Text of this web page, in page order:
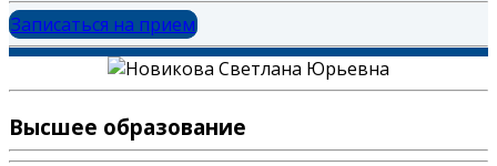
Записаться на прием
Высшее образование